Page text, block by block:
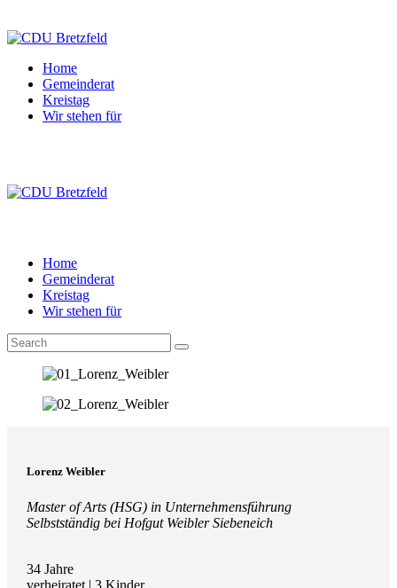
Home
Gemeinderat
Kreistag
Wir stehen für
Home
Gemeinderat
Kreistag
Wir stehen für
Lorenz Weibler
Master of Arts (HSG) in Unternehmensführung
Selbstständig bei Hofgut Weibler Siebeneich
34 Jahre
verheiratet | 3 Kinder